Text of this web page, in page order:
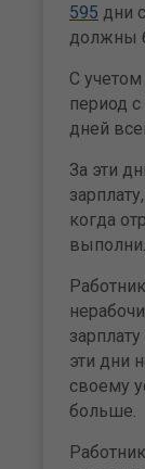
595 дни
должны
С
период
дней
За эти
когда
зарплату
эти дни
своему
больше.